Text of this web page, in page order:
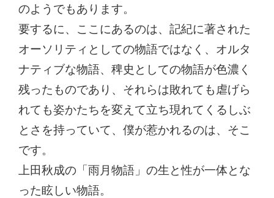
のようでもあります。
要するに、ここにあるのは、記紀に著された
オーソリティとしての物語ではなく、オルタ
ナティブな物語、稗史としての物語が色濃く
残ったものであり、それらは敗れても虐げら
れても姿かたちを変えて立ち現れてくるしぶ
とさを持っていて、僕が惹かれるのは、そこ
です。
上田秋成の「雨月物語」の生と性が一体とな
った眩しい物語。